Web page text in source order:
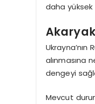
daha yüksek
Ukrayna’nın
alınmasına
dengeyi
Mevcut